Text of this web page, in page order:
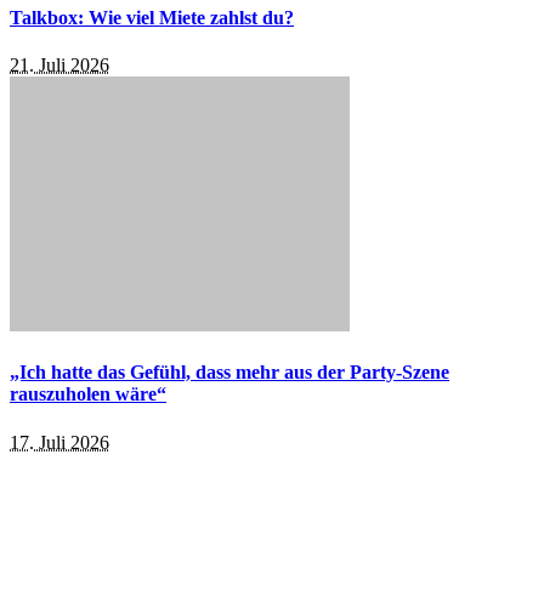
Talkbox: Wie viel Miete zahlst du?
21. Juli 2026
„Ich hatte das Gefühl, dass mehr aus der Party-Szene
rauszuholen wäre“
17. Juli 2026